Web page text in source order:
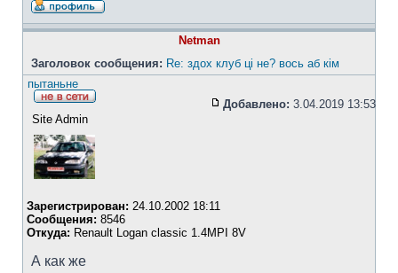
Netman
Заголовок сообщения: Re: здох клуб ці не? вось аб кім
пытаньне
Добавлено: 3.04.2019 13:53
Site Admin
Зарегистрирован: 24.10.2002 18:11
Сообщения: 8546
Откуда: Renault Logan classic 1.4MPI 8V
А как же